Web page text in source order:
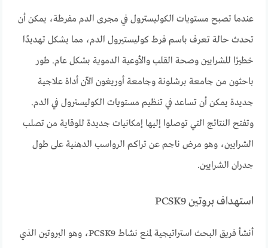
عندما تصبح مستويات الكوليسترول في مجرى الدم مفرطة، يمكن أن
تحدث حالة تعرف باسم فرط كوليستيرول الدم، مما يشكل تهديدًا
خطيرًا للشرايين وصحة القلب والأوعية الدموية بشكل عام. طور
باحثون من جامعة برشلونة وجامعة أوريغون الآن أداة علاجية
جديدة يمكن أن تساعد في تنظيم مستويات الكوليسترول في الدم.
وتفتح النتائج التي توصلوا إليها إمكانيات جديدة للوقاية من تصلب
الشرايين، وهو مرض ناجم عن تراكم الرواسب الدهنية على طول
جدران الشرايين.
استهداف بروتين PCSK9
أنشأ فريق البحث استراتيجية لمنع نشاط PCSK9، وهو البروتين الذي